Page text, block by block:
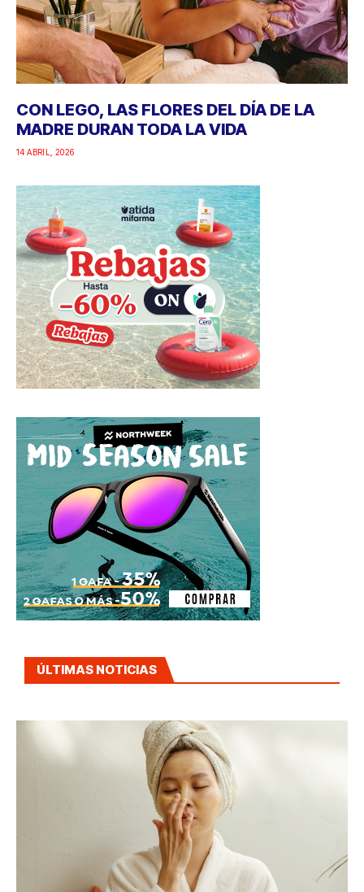
CON LEGO, LAS FLORES DEL DÍA DE LA
MADRE DURAN TODA LA VIDA
14 ABRIL, 2026
ÚLTIMAS NOTICIAS